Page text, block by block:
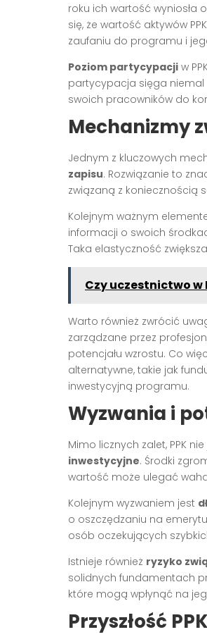
roku ich wartość wyniosła
się, że wartość aktywów
zaufaniu do programu i
Poziom partycypacji w
partycypacja sięga niemal
swoich pracowników do
Mechanizmy
Jednym z kluczowych
zapisu. Rozwiązanie to
związaną z koniecznością
Kolejnym ważnym
informacji o swoich
Taka elastyczność
Czy uczestnictwo
Warto również zwrócić
zarządzane przez
potencjału wzrostu. Co
alternatywne, takie jak
inwestycyjną programu.
Wyzwania i
Mimo licznych zalet, PPK
inwestycyjne. Środki
wartość może ulegać
Kolejnym wyzwaniem jest
o oszczędzaniu na
osób oczekujących
Istnieje również ryzyko
solidnych fundamentach
które mogą wpłynąć na
Przyszłość